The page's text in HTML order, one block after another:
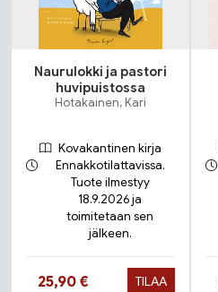
Naurulokki ja pastori
huvipuistossa
Hotakainen, Kari
Kovakantinen kirja
Ennakkotilattavissa.
Tuote ilmestyy
18.9.2026 ja
toimitetaan sen
jälkeen.
Hinta nyt
25,90 € TILAA